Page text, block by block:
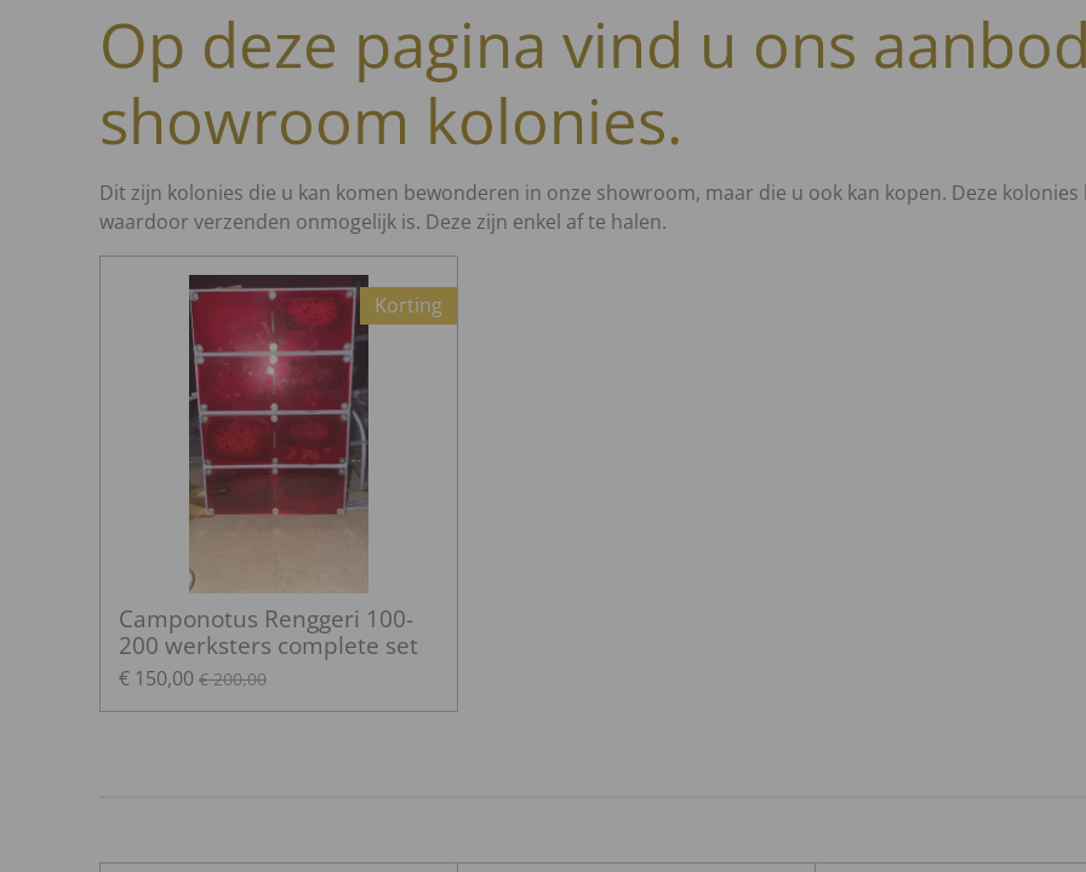
Op deze pagina vind u ons
showroom kolonies.
Dit zijn kolonies die u kan komen bewonderen in onze showroom, maar die u ook kan kopen. Deze
waardoor verzenden onmogelijk is. Deze zijn enkel af te halen.
Korting
Camponotus Renggeri 100-
200 werksters complete set
€ 150,00 € 200,00